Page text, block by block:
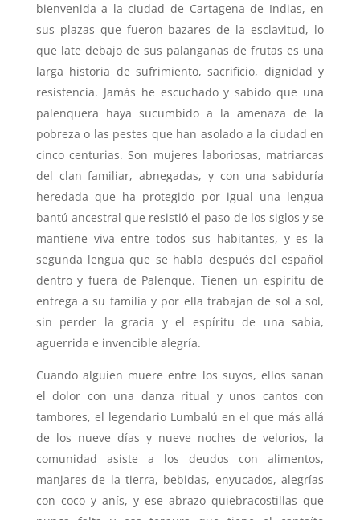
bienvenida a la ciudad de Cartagena de Indias, en
sus plazas que fueron bazares de la esclavitud, lo
que late debajo de sus palanganas de frutas es una
larga historia de sufrimiento, sacrificio, dignidad y
resistencia. Jamás he escuchado y sabido que una
palenquera haya sucumbido a la amenaza de la
pobreza o las pestes que han asolado a la ciudad en
cinco centurias. Son mujeres laboriosas, matriarcas
del clan familiar, abnegadas, y con una sabiduría
heredada que ha protegido por igual una lengua
bantú ancestral que resistió el paso de los siglos y se
mantiene viva entre todos sus habitantes, y es la
segunda lengua que se habla después del español
dentro y fuera de Palenque. Tienen un espíritu de
entrega a su familia y por ella trabajan de sol a sol,
sin perder la gracia y el espíritu de una sabia,
aguerrida e invencible alegría.
Cuando alguien muere entre los suyos, ellos sanan
el dolor con una danza ritual y unos cantos con
tambores, el legendario Lumbalú en el que más allá
de los nueve días y nueve noches de velorios, la
comunidad asiste a los deudos con alimentos,
manjares de la tierra, bebidas, enyucados, alegrías
con coco y anís, y ese abrazo quiebracostillas que